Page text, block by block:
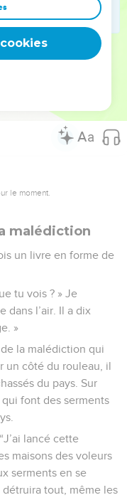
hommes consacrés
de toute la terre. »
Pour vous procurer
le moment.
malédiction
un livre en forme de
tu vois ? » Je
dans l’air. Il a dix
»
de la malédiction qui
un côté du rouleau, il
du pays. Sur
font des serments
lancé cette
maisons des voleurs
serments en se
tout, même les